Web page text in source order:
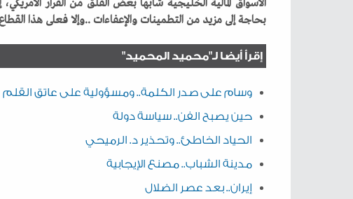
‬بحاجة‭ ‬إلى‭ ‬مزيد‭ ‬من‭ ‬التطمينات‭ ‬والإعفاءات‭.. ‬وإلا‭ ‬فعلى‭ ‬هذا‭ ‬القطاع‭ ‬الحيوي‭ ‬أن‭ ‬يبحث‭ ‬عن‭ ‬بدائل‭ ‬في‭ ‬الأسواق‭ ‬العالمية‭ ‬الأخرى‭.‬
إقرأ أيضا لـ"محميد المحميد"
وسام على صدر الكلمة.. ومسؤولية على عاتق القلم
حين يصبح الفن.. سياسة دولة
الحياد الخاطئ.. وتحذير د. الرميحي
مدينة الشباب.. مصنع الإيجابية
إيران.. بعد عصر الضلال